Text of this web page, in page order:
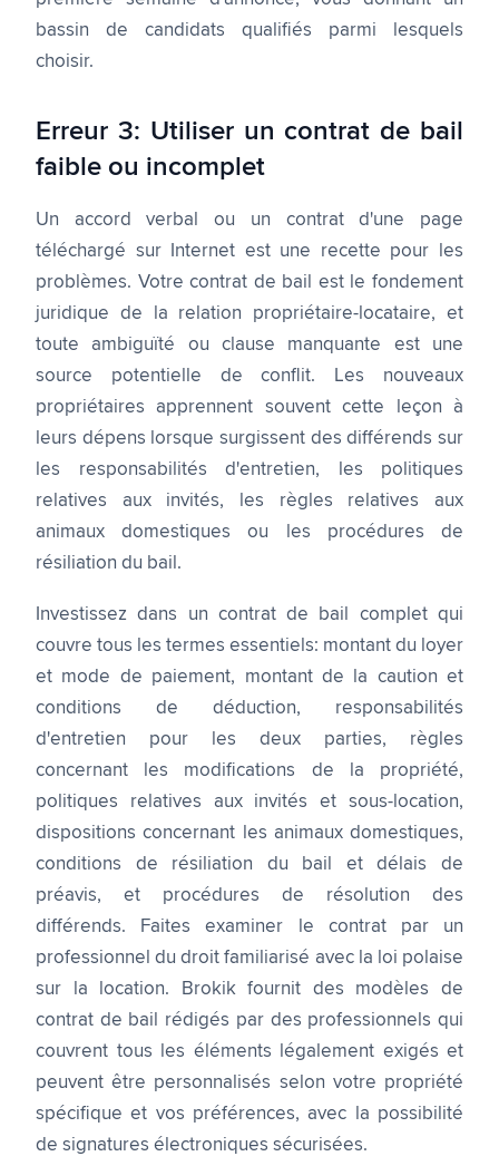
bassin de candidats qualifiés parmi lesquels
choisir.
Erreur 3: Utiliser un contrat de bail
faible ou incomplet
Un accord verbal ou un contrat d'une page
téléchargé sur Internet est une recette pour les
problèmes. Votre contrat de bail est le fondement
juridique de la relation propriétaire-locataire, et
toute ambiguïté ou clause manquante est une
source potentielle de conflit. Les nouveaux
propriétaires apprennent souvent cette leçon à
leurs dépens lorsque surgissent des différends sur
les responsabilités d'entretien, les politiques
relatives aux invités, les règles relatives aux
animaux domestiques ou les procédures de
résiliation du bail.
Investissez dans un contrat de bail complet qui
couvre tous les termes essentiels: montant du loyer
et mode de paiement, montant de la caution et
conditions de déduction, responsabilités
d'entretien pour les deux parties, règles
concernant les modifications de la propriété,
politiques relatives aux invités et sous-location,
dispositions concernant les animaux domestiques,
conditions de résiliation du bail et délais de
préavis, et procédures de résolution des
différends. Faites examiner le contrat par un
professionnel du droit familiarisé avec la loi polaise
sur la location. Brokik fournit des modèles de
contrat de bail rédigés par des professionnels qui
couvrent tous les éléments légalement exigés et
peuvent être personnalisés selon votre propriété
spécifique et vos préférences, avec la possibilité
de signatures électroniques sécurisées.